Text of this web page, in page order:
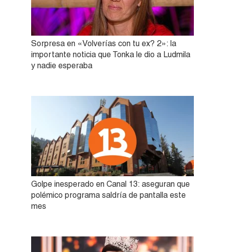
Sorpresa en «Volverías con tu ex? 2»: la
importante noticia que Tonka le dio a Ludmila
y nadie esperaba
Golpe inesperado en Canal 13: aseguran que
polémico programa saldría de pantalla este
mes